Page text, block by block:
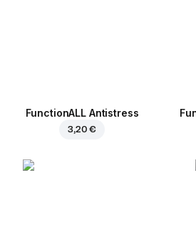
FunctionALL Antistress
3,20 €